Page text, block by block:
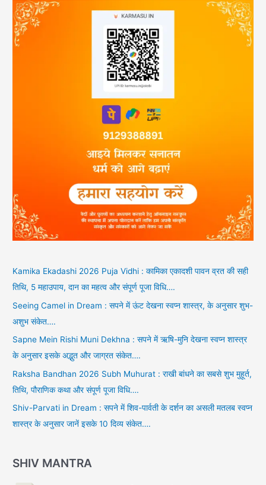
Kamika Ekadashi 2026 Puja Vidhi : कामिका एकादशी पावन व्रत की सही
तिथि, 5 महाउपाय, दान का महत्व और संपूर्ण पूजा विधि….
Seeing Camel in Dream : सपने में ऊंट देखना स्वप्न शास्त्र, के अनुसार शुभ-
अशुभ संकेत….
Sapne Mein Rishi Muni Dekhna : सपने में ऋषि-मुनि देखना स्वप्न शास्त्र
के अनुसार इसके अद्भुत और जाग्रत संकेत….
Raksha Bandhan 2026 Subh Muhurat : राखी बांधने का सबसे शुभ मुहूर्त,
तिथि, पौराणिक कथा और संपूर्ण पूजा विधि….
Shiv-Parvati in Dream : सपने में शिव-पार्वती के दर्शन का असली मतलब स्वप्न
शास्त्र के अनुसार जानें इसके 10 दिव्य संकेत….
SHIV MANTRA